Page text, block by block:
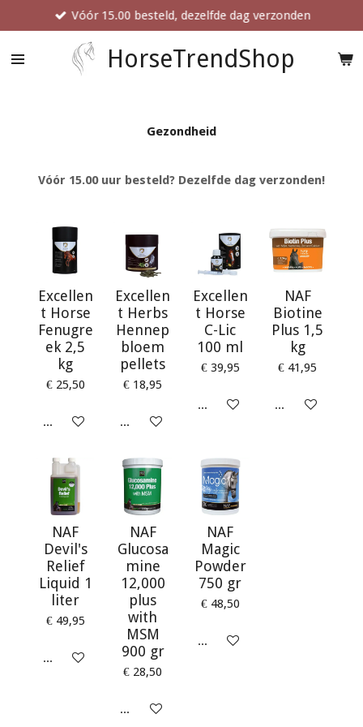
direct
naar
HorseTrendShop
Vóór 15.00 besteld, dezelfde dag verzonden
Gezondheid
Vóór 15.00 uur besteld? Dezelfde dag verzonden!
Excellen
t Horse
Fenugre
ek 2,5
kg
€ 25,50
In winkelwagen
Excellen
t Herbs
Hennep
bloem
pellets
€ 18,95
In winkelwagen
Excellen
t Horse
C-Lic
100 ml
€ 39,95
In winkelwagen
NAF
Biotine
Plus 1,5
kg
€ 41,95
In winkelwagen
NAF
Devil's
Relief
Liquid 1
liter
€ 49,95
In winkelwagen
NAF
Glucosa
mine
12,000
plus
with
MSM
900 gr
€ 28,50
In winkelwagen
NAF
Magic
Powder
750 gr
€ 48,50
In winkelwagen